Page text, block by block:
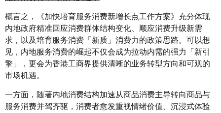
概言之，《加快培育服务消费新增长点工作方案》充分体现
内地政府精准回应消费群体结构变化、顺应消费升级新需
求，以及培育服务消费「新质」消费力的政策思路。可以想
见，内地服务消费的崛起不仅会成为拉动内需的强力「新引
擎」，更会为香港工商界提供清晰的业务转型方向和可观的
市场机遇。
一方面，随著内地消费结构加速从商品消费主导转向商品与
服务消费并驾齐驱，消费者愈发重视情绪价值、沉浸式体验